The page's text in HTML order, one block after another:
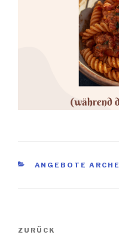
KATEGORIEN
ANGEBOTE ARCHE
Beitragsnavigation
Vorheriger
ZURÜCK